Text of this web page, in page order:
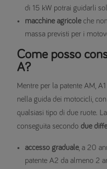
di 15 kW potrai guidarli
macchine agricoleche
massa previsti per i
Come posso
A?
Mentre per la patente AM,
nella guida dei motocicli,
qualsiasi tipo di due ruote. La
conseguita secondo due
accesso graduale, a 20
patente A2 da almeno 2